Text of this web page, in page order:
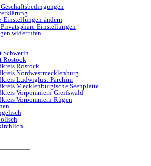
Einstellungen ändern
Einstellungen
widerrufen
Schwerin
Rostock
Rostock
Nordwestmecklenburg
Ludwiglust-Parchim
Mecklenburgische Seenplatte
Vorpommern-Greifswald
Vorpommern-Rügen